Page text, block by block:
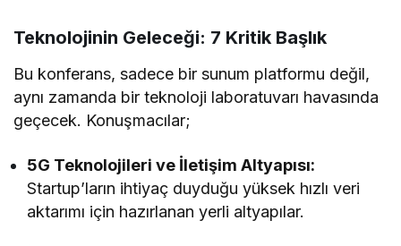
Teknolojinin Geleceği: 7 Kritik Başlık
Bu konferans, sadece bir sunum platformu değil,
aynı zamanda bir teknoloji laboratuvarı havasında
geçecek. Konuşmacılar;
5G Teknolojileri ve İletişim Altyapısı:
Startup’ların ihtiyaç duyduğu yüksek hızlı veri
aktarımı için hazırlanan yerli altyapılar.